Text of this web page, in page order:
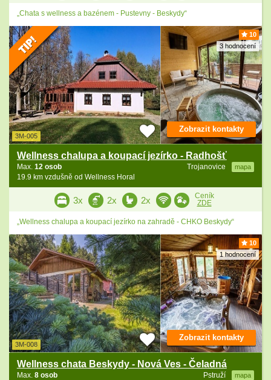
„Chata s wellness a bazénem - Pustevny - Beskydy“
10
3 hodnocení
3M-005
Wellness chalupa a koupací jezírko - Radhošť
Trojanovice mapa
Max. 12 osob
19.9 km vzdušně od Wellness Horal
Zobrazit kontakty
3x 2x 2x
Ceník
ZDE
„Wellness chalupa a koupací jezírko na zahradě - CHKO Beskydy“
10
1 hodnocení
3M-008
Wellness chata Beskydy - Nová Ves - Čeladná
Pstruží mapa
Max. 8 osob
Zobrazit kontakty